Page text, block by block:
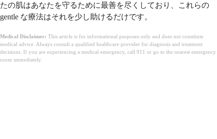
たの肌はあなたを守るために最善を尽くしており、これらの
gentle な療法はそれを少し助けるだけです。
Medical Disclaimer: This article is for informational purposes only and does not constitute
medical advice. Always consult a qualified healthcare provider for diagnosis and treatment
decisions. If you are experiencing a medical emergency, call 911 or go to the nearest emergency
room immediately.